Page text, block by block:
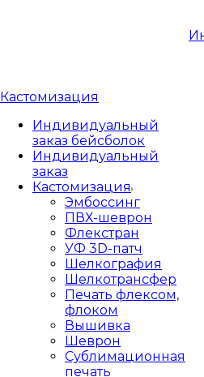
Кастомизация
Индивидуальный
заказ бейсболок
Индивидуальный
заказ
Кастомизация
Эмбоссинг
ПВХ-шеврон
Флекстран
УФ 3D-патч
Шелкография
Шелкотрансфер
Печать флексом,
флоком
Вышивка
Шеврон
Сублимационная
печать